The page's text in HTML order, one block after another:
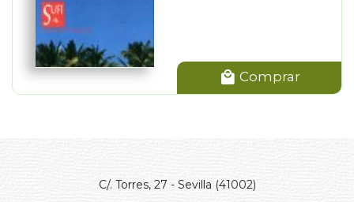
Comprar
C/. Torres, 27 - Sevilla (41002)